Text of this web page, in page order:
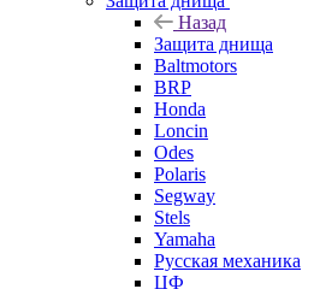
Назад
Защита днища
Baltmotors
BRP
Honda
Loncin
Odes
Polaris
Segway
Stels
Yamaha
Русская механика
ЦФ